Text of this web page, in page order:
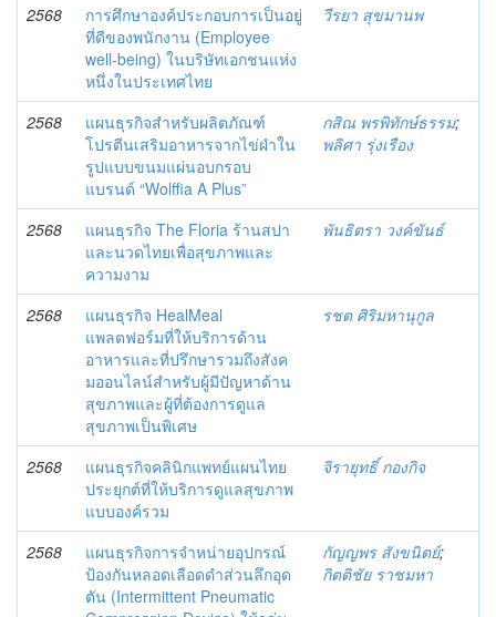
2568
การศึกษาองค์ประกอบการเป็นอยู่
ที่ดีของพนักงาน (Employee
well-being) ในบริษัทเอกชนแห่ง
หนึ่งในประเทศไทย
วีรยา สุขมานพ
2568
แผนธุรกิจสำหรับผลิตภัณฑ์
โปรตีนเสริมอาหารจากไข่ผำใน
รูปแบบขนมแผ่นอบกรอบ
แบรนด์ “Wolffia A Plus”
กสิณ พรพิทักษ์ธรรม;
พลิศา รุ่งเรือง
2568
แผนธุรกิจ The Floria ร้านสปา
และนวดไทยเพื่อสุขภาพและ
ความงาม
พันธิตรา วงค์ขันธ์
2568
แผนธุรกิจ HealMeal
แพลตฟอร์มที่ให้บริการด้าน
อาหารและที่ปรึกษารวมถึงสังค
มออนไลน์สําหรับผู้มีปัญหาด้าน
สุขภาพและผู้ที่ต้องการดูแล
สุขภาพเป็นพิเศษ
รชต ศิริมหานุกูล
2568
แผนธุรกิจคลินิกแพทย์แผนไทย
ประยุกต์ที่ให้บริการดูแลสุขภาพ
แบบองค์รวม
จิรายุทธิ์ กองกิจ
2568
แผนธุรกิจการจำหน่ายอุปกรณ์
ป้องกันหลอดเลือดดำส่วนลึกอุด
ตัน (Intermittent Pneumatic
กัญญพร สังขนิตย์;
กิตติชัย ราชมหา